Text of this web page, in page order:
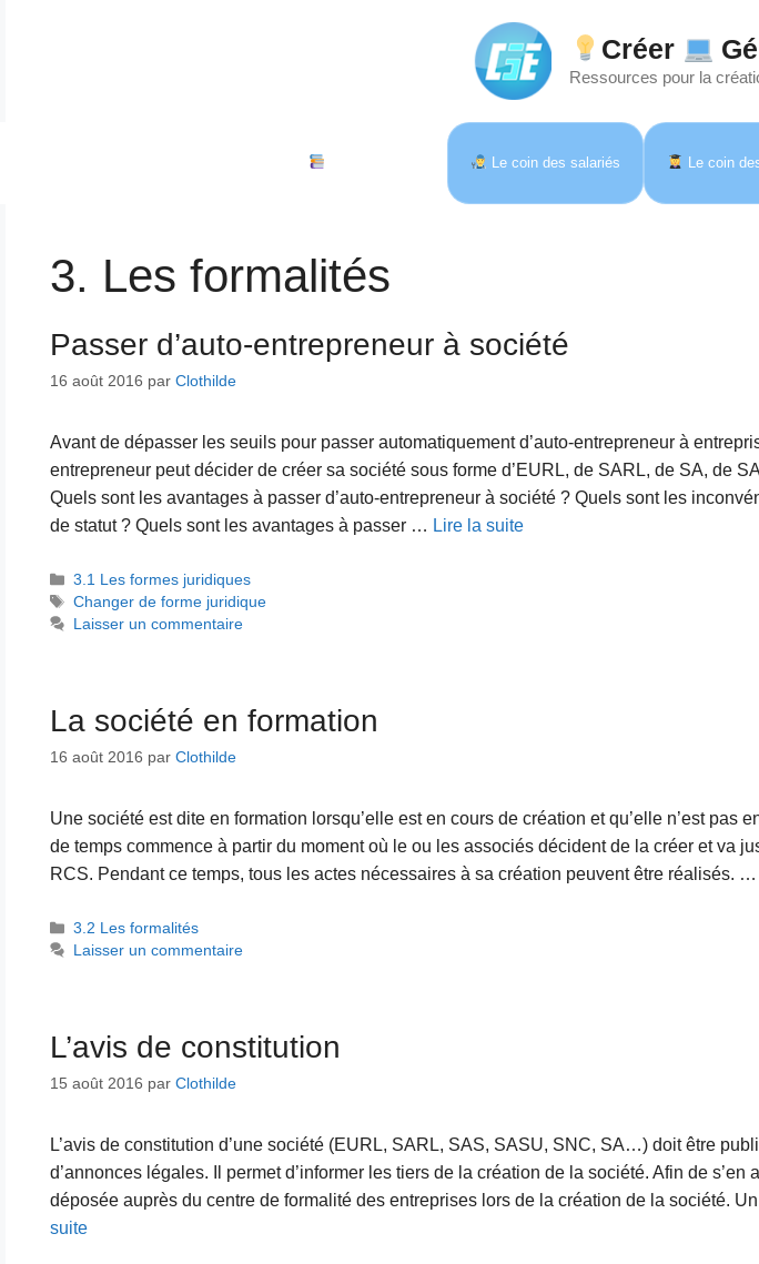
Créer
Ressources pour la
Le coin des salariés Le coin
3. Les formalités
Passer d’auto-entrepreneur à société
16 août 2016 par Clothilde
Avant de dépasser les seuils pour passer automatiquement d’auto-entrepreneur à
entrepreneur peut décider de créer sa société sous forme d’EURL, de SARL, de SA, de
Quels sont les avantages à passer d’auto-entrepreneur à société ? Quels sont les
de statut ? Quels sont les avantages à passer … Lire la suite
Catégories
3.1 Les formes juridiques
Étiquettes
Changer de forme juridique
Laisser un commentaire
La société en formation
16 août 2016 par Clothilde
Une société est dite en formation lorsqu’elle est en cours de création et qu’elle n’est pas
de temps commence à partir du moment où le ou les associés décident de la créer et va
RCS. Pendant ce temps, tous les actes nécessaires à sa création peuvent être réalisés. …
Catégories
3.2 Les formalités
Laisser un commentaire
L’avis de constitution
15 août 2016 par Clothilde
L’avis de constitution d’une société (EURL, SARL, SAS, SASU, SNC, SA…) doit être
d’annonces légales. Il permet d’informer les tiers de la création de la société. Afin de s’en
déposée auprès du centre de formalité des entreprises lors de la création de la société.
suite